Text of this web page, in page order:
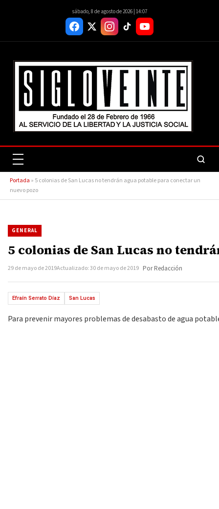
sábado, 8 de agosto de 2026 | 14:07
Portada » 5 colonias de San Lucas no tendrán agua potable para conectar un
nuevo pozo
GENERAL
5 colonias de San Lucas no
29 de mayo de 2019Actualizado: 30 de mayo de 2019 Por Redacción
Efraín Serrato Díaz San Lucas
Para prevenir mayores problemas de desabasto de agua